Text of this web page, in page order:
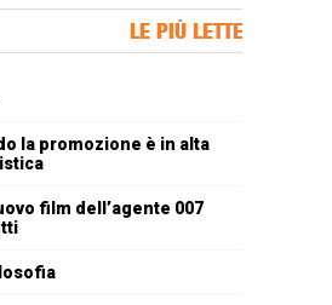
LE PIÙ LETTE
la promozione è in alta
film dell’agente 007